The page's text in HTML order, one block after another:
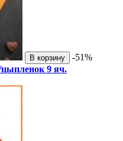
В корзину
-51%
9 яч.